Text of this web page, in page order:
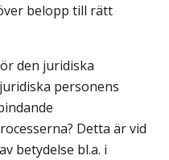
belopp till rätt
den juridiska
personens
Detta är vid
betydelse bl.a. i